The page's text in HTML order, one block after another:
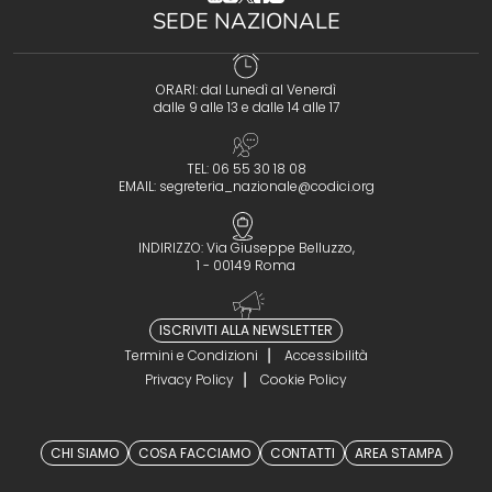
SEDE NAZIONALE
ORARI: dal Lunedì al Venerdì
dalle 9 alle 13 e dalle 14 alle 17
TEL: 06 55 30 18 08
EMAIL: segreteria_nazionale@codici.org
INDIRIZZO: Via Giuseppe Belluzzo,
1 - 00149 Roma
ISCRIVITI ALLA NEWSLETTER
Termini e Condizioni
Accessibilità
Privacy Policy
Cookie Policy
CHI SIAMO COSA FACCIAMO CONTATTI AREA STAMPA